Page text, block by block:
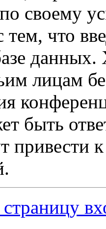
своему
тем, что
лицам
быть
привести